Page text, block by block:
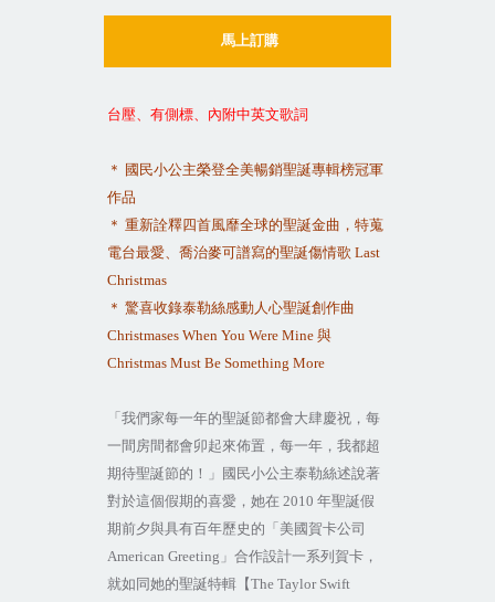
馬上訂購
台壓、有側標、內附中英文歌詞
＊ 國民小公主榮登全美暢銷聖誕專輯榜冠軍
作品
＊ 重新詮釋四首風靡全球的聖誕金曲，特蒐
電台最愛、喬治麥可譜寫的聖誕傷情歌 Last
Christmas
＊ 驚喜收錄泰勒絲感動人心聖誕創作曲
Christmases When You Were Mine 與
Christmas Must Be Something More
「我們家每一年的聖誕節都會大肆慶祝，每
一間房間都會卯起來佈置，每一年，我都超
期待聖誕節的！」國民小公主泰勒絲述說著
對於這個假期的喜愛，她在 2010 年聖誕假
期前夕與具有百年歷史的「美國賀卡公司
American Greeting 」合作設計一系列賀卡，
就如同她的聖誕特輯【The Taylor Swift